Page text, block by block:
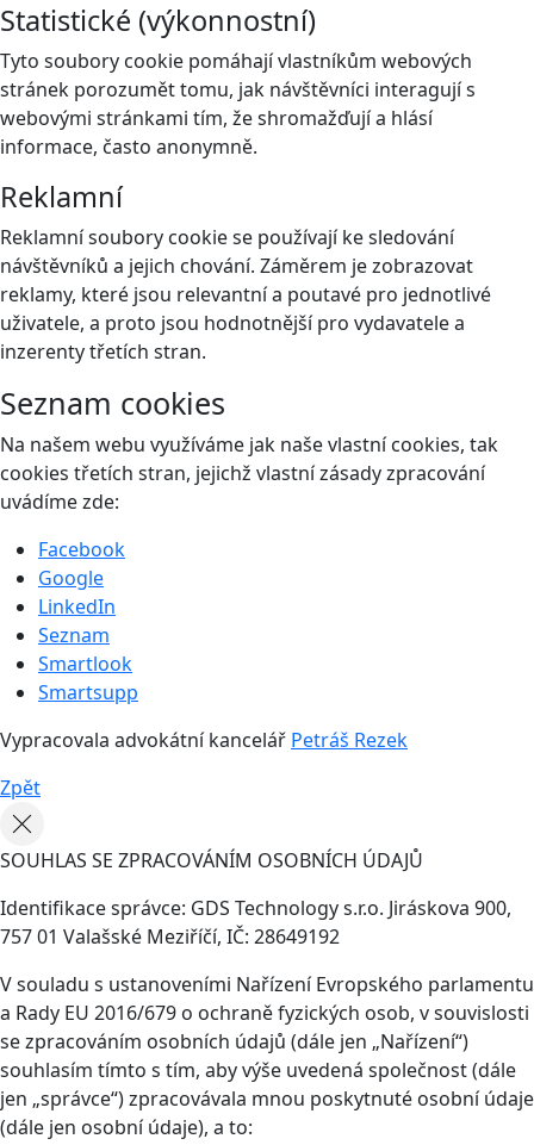
Statistické (výkonnostní)
Tyto soubory cookie pomáhají vlastníkům webových
stránek porozumět tomu, jak návštěvníci interagují s
webovými stránkami tím, že shromažďují a hlásí
informace, často anonymně.
Reklamní
Reklamní soubory cookie se používají ke sledování
návštěvníků a jejich chování. Záměrem je zobrazovat
reklamy, které jsou relevantní a poutavé pro jednotlivé
uživatele, a proto jsou hodnotnější pro vydavatele a
inzerenty třetích stran.
Seznam cookies
Na našem webu využíváme jak naše vlastní cookies, tak
cookies třetích stran, jejichž vlastní zásady zpracování
uvádíme zde:
Facebook
Google
LinkedIn
Seznam
Smartlook
Smartsupp
Vypracovala advokátní kancelář Petráš Rezek
Zpět
SOUHLAS SE ZPRACOVÁNÍM OSOBNÍCH ÚDAJŮ
Identifikace správce: GDS Technology s.r.o. Jiráskova 900,
757 01 Valašské Meziříčí, IČ: 28649192
V souladu s ustanoveními Nařízení Evropského parlamentu
a Rady EU 2016/679 o ochraně fyzických osob, v souvislosti
se zpracováním osobních údajů (dále jen „Nařízení“)
souhlasím tímto s tím, aby výše uvedená společnost (dále
jen „správce“) zpracovávala mnou poskytnuté osobní údaje
(dále jen osobní údaje), a to: